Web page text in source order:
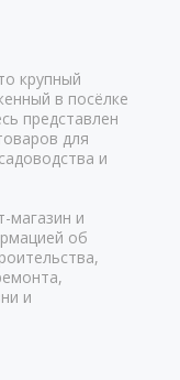
крупный
в посёлке
представлен
для
и
магазин и
об
и